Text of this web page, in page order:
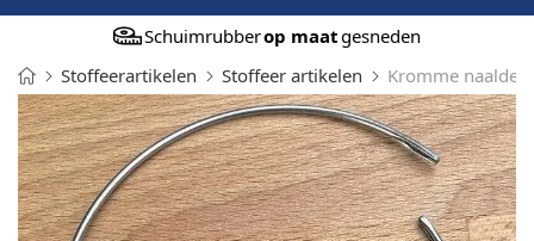
Schuimrubberop maatgesneden
Stoffeerartikelen
Stoffeer artikelen Kromme